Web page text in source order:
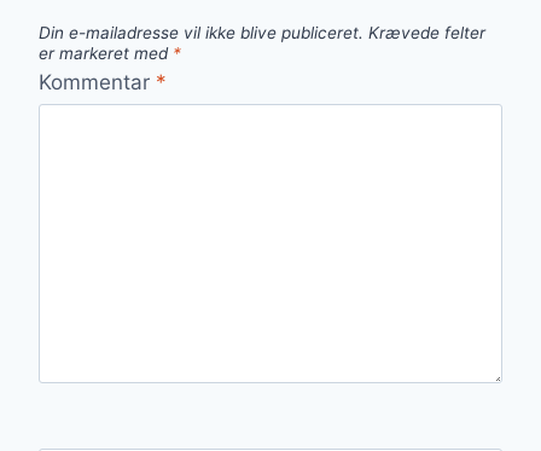
Din e-mailadresse vil ikke blive publiceret. Krævede felter
er markeret med *
Kommentar *